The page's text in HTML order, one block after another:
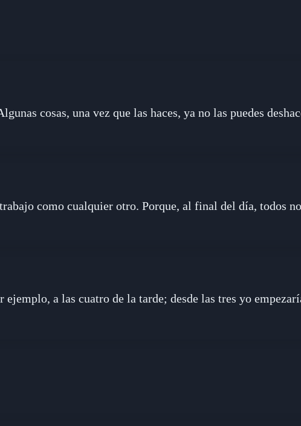
cosas, una vez que las haces, ya no las puedes
como cualquier otro. Porque, al final del día, todos
ejemplo, a las cuatro de la tarde; desde las tres yo